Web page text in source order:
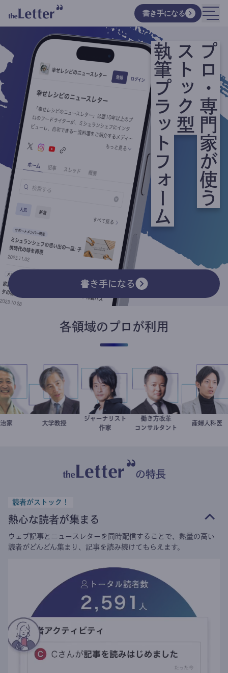
書き手になる
プロ・専門家が使う
ストック型
執筆プラットフォーム
書き手になる
各領域のプロが利用
小坂英二
政治家 加藤忠史
大学教授 鈴木エイト
ジャーナリスト
作家
新田龍
働き方改革
コンサルタント
重見大
産婦人科
の特長
読者がストック！
熱心な読者が集まる
ウェブ記事とニュースレターを同時配信することで、熱量の高い
読者がどんどん集まり、記事を読み続けてもらえます。